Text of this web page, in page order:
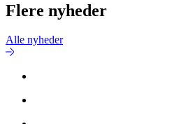
Flere nyheder
Alle nyheder